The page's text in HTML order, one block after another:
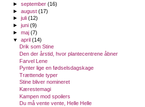
►september(16)
►august(17)
►juli(12)
►juni(9)
►maj(7)
▼april(14)
Drik som Stine
Den der årstid, hvor plantecentrene åbner
Farvel Lene
Pynter lige en fødselsdagskage
Trættende typer
Stine bliver nomineret
Kærestemagi
Kampen mod spoilers
Du må vente vente, Helle Helle